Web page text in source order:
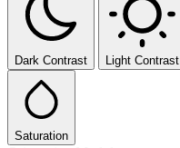
Dark Contrast Light Contrast
Saturation